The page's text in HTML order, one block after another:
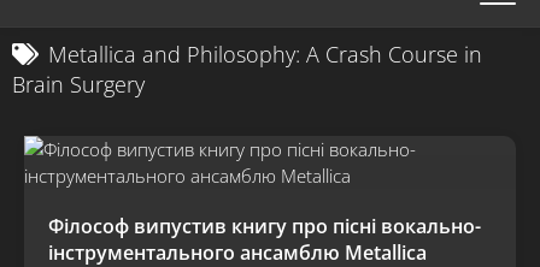
Metallica and Philosophy: A Crash Course in
Brain Surgery
Філософ випустив книгу про пісні вокально-
інструментального ансамблю Metallica